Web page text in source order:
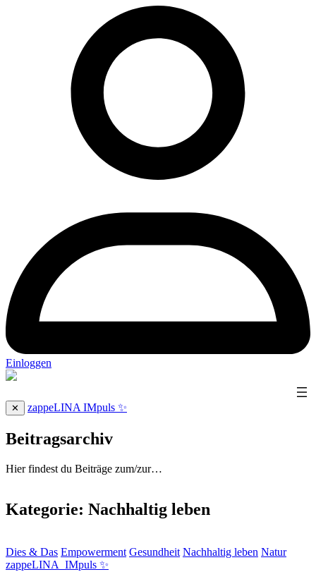
Einloggen
✕ zappeLINA IMpuls ✨
Beitragsarchiv
Hier findest du Beiträge zum/zur…
Kategorie: Nachhaltig leben
Dies & Das Empowerment Gesundheit Nachhaltig leben Natur
zappeLINA_IMpuls ✨